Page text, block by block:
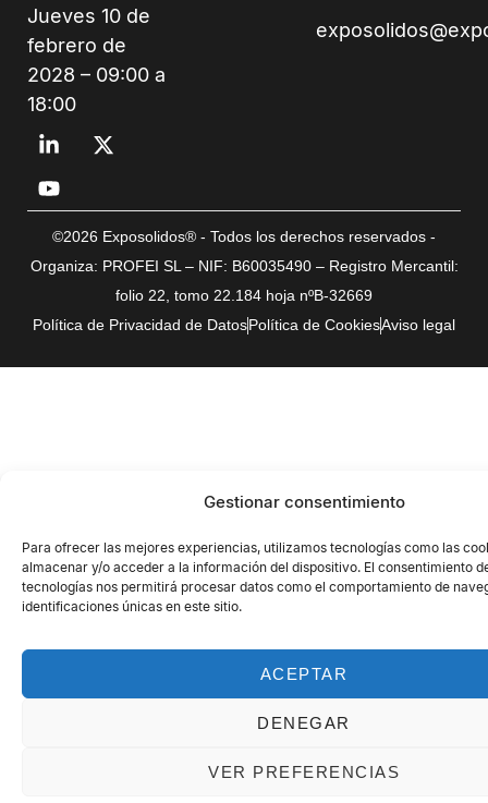
Gestionar consentimiento
Para ofrecer las mejores experiencias, utilizamos tecnologías como las
almacenar y/o acceder a la información del dispositivo. El consentimiento
tecnologías nos permitirá procesar datos como el comportamiento de
identificaciones únicas en este sitio.
ACEPTAR
DENEGAR
VER PREFERENCIAS
Jueves 10 de
febrero de
2028 – 09:00 a
18:00
©2026 Exposolidos® - Todos los derechos reservados -
Organiza: PROFEI SL – NIF: B60035490 – Registro Mercantil:
folio 22, tomo 22.184 hoja nºB-32669
Política de Privacidad de DatosPolítica de CookiesAviso legal